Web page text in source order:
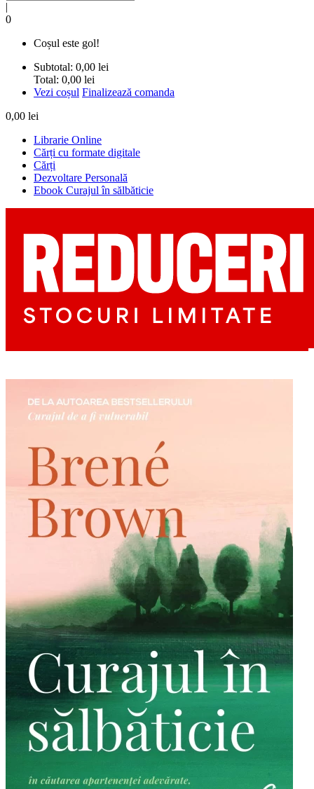
|
0
Coșul este gol!
Subtotal: 0,00 lei
Total: 0,00 lei
Vezi coșul Finalizează comanda
0,00 lei
Librarie Online
Cărți cu formate digitale
Cărți
Dezvoltare Personală
Ebook Curajul în sălbăticie